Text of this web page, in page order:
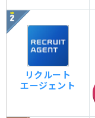
リクルート
エージェント